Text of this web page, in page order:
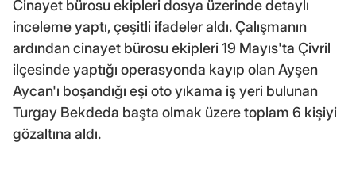
Cinayet bürosu ekipleri dosya üzerinde detaylı
inceleme yaptı, çeşitli ifadeler aldı. Çalışmanın
ardından cinayet bürosu ekipleri 19 Mayıs'ta Çivril
ilçesinde yaptığı operasyonda kayıp olan Ayşen
Aycan'ı boşandığı eşi oto yıkama iş yeri bulunan
Turgay Bekdeda başta olmak üzere toplam 6 kişiyi
gözaltına aldı.